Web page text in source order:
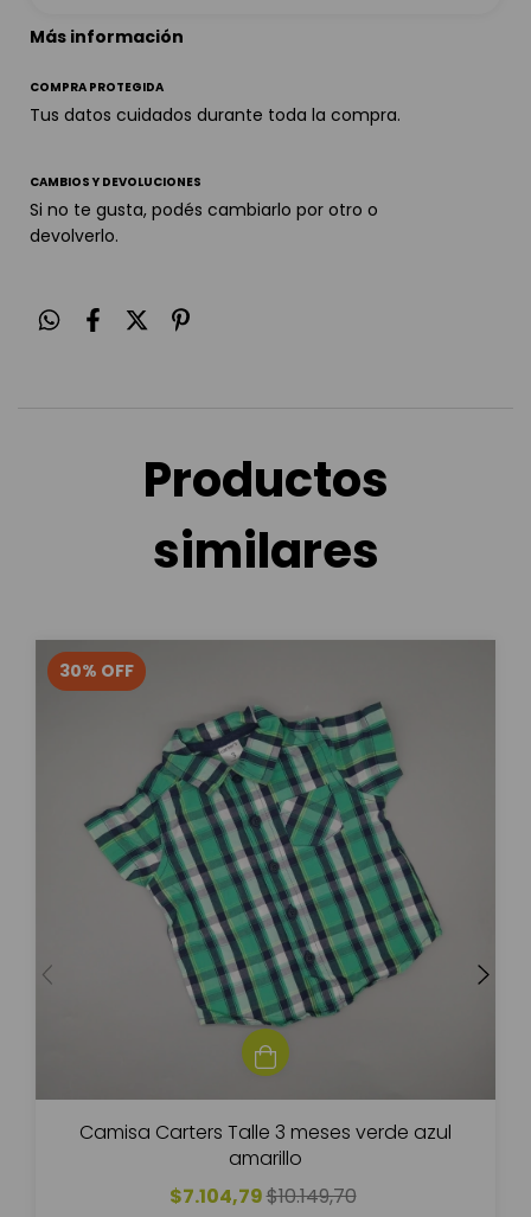
Más información
COMPRA PROTEGIDA
Tus datos cuidados durante toda la compra.
CAMBIOS Y DEVOLUCIONES
Si no te gusta, podés cambiarlo por otro o
devolverlo.
Productos
similares
30% OFF
Camisa Carters Talle 3 meses verde azul
amarillo
$7.104,79$10.149,70